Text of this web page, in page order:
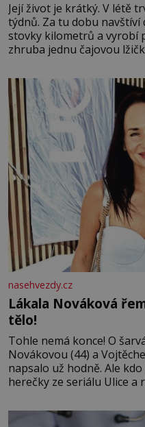
Její život je krátký. V létě
týdnů. Za tu dobu navštíví
stovky kilometrů a vyrobí
zhruba jednu čajovou
tisíc příslušnic svého
nejdokonalejších
nasehvezdy.cz
Lákala Nováková
tělo!
Tohle nemá konce! O
Novákovou (44) a
napsalo už hodně. Ale
herečky ze seriálu Ulice a